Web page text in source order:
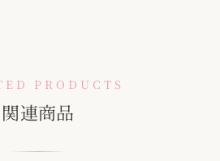
PRODUCTS
関連商品